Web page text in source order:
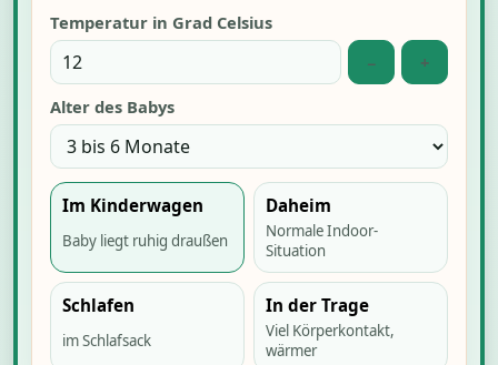
Temperatur in Grad Celsius
−
+
Alter des Babys
Im Kinderwagen
Baby liegt ruhig draußen
Daheim
Normale Indoor-
Situation
Schlafen
im Schlafsack
In der Trage
Viel Körperkontakt,
wärmer